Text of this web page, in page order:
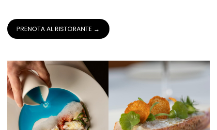
PRENOTA AL RISTORANTE →